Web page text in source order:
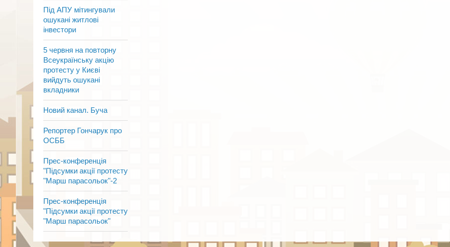
Під АПУ мітингували
ошукані житлові
інвестори
5 червня на повторну
Всеукраїнську акцію
протесту у Києві
вийдуть ошукані
вкладники
Новий канал. Буча
Репортер Гончарук про
ОСББ
Прес-конференція
"Підсумки акції протесту
"Марш парасольок"-2
Прес-конференція
"Підсумки акції протесту
"Марш парасольок"